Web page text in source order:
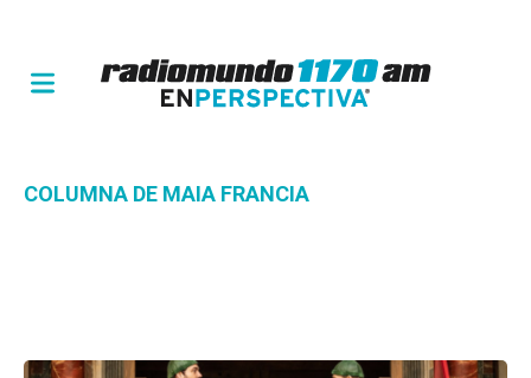
COLUMNA DE MAIA FRANCIA